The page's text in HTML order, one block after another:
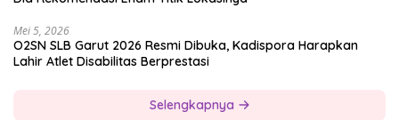
Mei 5, 2026
O2SN SLB Garut 2026 Resmi Dibuka, Kadispora Harapkan
Lahir Atlet Disabilitas Berprestasi
Selengkapnya